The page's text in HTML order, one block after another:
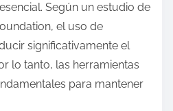
Según un estudio de
el uso de
significativamente el
lo tanto, las herramientas
para mantener